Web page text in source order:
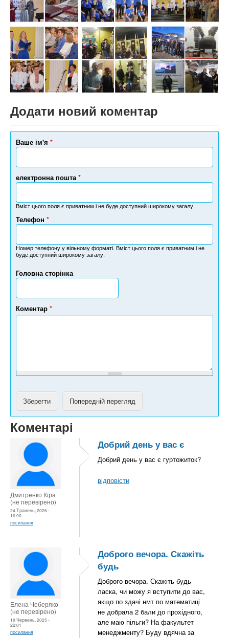
Додати новий коментар
Ваше ім'я *
електронна пошта *
Вміст цього поля є приватним і не буде доступний широкому загалу.
Головна сторінка
Телефон *
Н
м
е
т
л
е
ф
Номер телефону у вільному форматі. Вміст цього поля є приватним і не
буде доступний широкому загалу.
Коментар *
Коментарі
Дмитренко Кіра
(не перевірено)
24 Травень, 2026 -
16:00
посилання
Добрий день у вас є
Добрий день у вас є гуртожиток?
відповісти
Елена Чеберяко
(не перевірено)
19 Червень, 2025 -
22:01
посилання
Доброго вечора. Скажіть
будь
Доброго вечора. Скажіть будь
ласка, чи можу я вступити до вас,
якщо по здачі нмт по математиці
не добрала 2 бали до прохідного,
але маю пільги? На факультет
менеджменту? Буду вдячна за